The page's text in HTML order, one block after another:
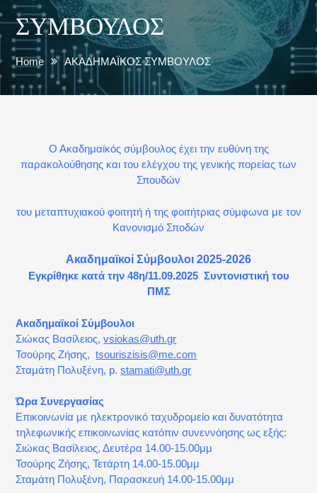
ΣΥΜΒΟΥΛΟΣ
Home ΑΚΑΔΗΜΑΪΚΟΣ ΣΥΜΒΟΥΛΟΣ
Ο Ακαδημαϊκός σύμβουλος έχει την ευθύνη της
παρακολούθησης και του ελέγχου της γενικής πορείας των
Σπουδών
του μεταπτυχιακού φοιτητή ή της φοιτήτριας σύμφωνα με τον
Κανονισμό Σποδών
Ακαδημαϊκοί Σύμβουλοι 2025-2026
Εγκρίθηκε κατά την 48η/11.09.2025 Συντονιστική του
ΠΜΣ
Ακαδημαϊκοί Σύμβουλοι
Σιώκας Βασίλειος,vsiokas@uth.gr
Τσούρης Ζήσης,tsouriszisis@me.com
Σταμάτη Πολυξένη, p.stamati@uth.gr
Ώρα Συνεργασίας
Επικοινωνία με ηλεκτρονικό ταχυδρομείο και δυνατότητα
τηλεφωνικής επικοινωνίας κατόπιν συνεννόησης ως εξής:
Σιώκας Βασίλειος, Δευτέρα 14.00-15.00μμ
Τσούρης Ζήσης, Τετάρτη 14.00-15.00μμ
Σταμάτη Πολυξένη, Παρασκευή 14.00-15.00μμ